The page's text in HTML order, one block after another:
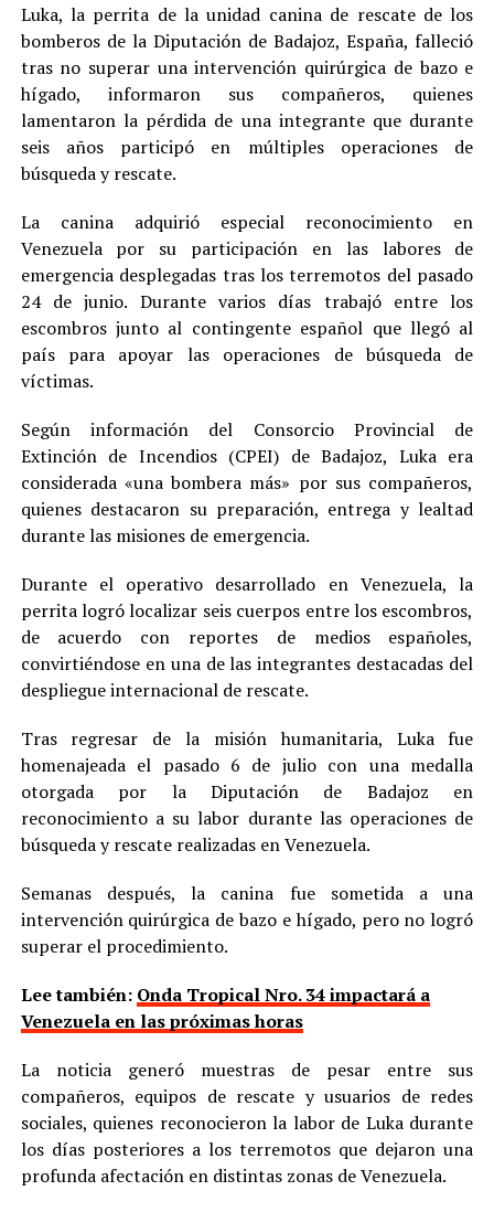
Luka, la perrita de la unidad canina de rescate de los
bomberos de la Diputación de Badajoz, España, falleció
tras no superar una intervención quirúrgica de bazo e
hígado, informaron sus compañeros, quienes
lamentaron la pérdida de una integrante que durante
seis años participó en múltiples operaciones de
búsqueda y rescate.
La canina adquirió especial reconocimiento en
Venezuela por su participación en las labores de
emergencia desplegadas tras los terremotos del pasado
24 de junio. Durante varios días trabajó entre los
escombros junto al contingente español que llegó al
país para apoyar las operaciones de búsqueda de
víctimas.
Según información del Consorcio Provincial de
Extinción de Incendios (CPEI) de Badajoz, Luka era
considerada «una bombera más» por sus compañeros,
quienes destacaron su preparación, entrega y lealtad
durante las misiones de emergencia.
Durante el operativo desarrollado en Venezuela, la
perrita logró localizar seis cuerpos entre los escombros,
de acuerdo con reportes de medios españoles,
convirtiéndose en una de las integrantes destacadas del
despliegue internacional de rescate.
Tras regresar de la misión humanitaria, Luka fue
homenajeada el pasado 6 de julio con una medalla
otorgada por la Diputación de Badajoz en
reconocimiento a su labor durante las operaciones de
búsqueda y rescate realizadas en Venezuela.
Semanas después, la canina fue sometida a una
intervención quirúrgica de bazo e hígado, pero no logró
superar el procedimiento.
Lee también: Onda Tropical Nro. 34 impactará a
Venezuela en las próximas horas
La noticia generó muestras de pesar entre sus
compañeros, equipos de rescate y usuarios de redes
sociales, quienes reconocieron la labor de Luka durante
los días posteriores a los terremotos que dejaron una
profunda afectación en distintas zonas de Venezuela.